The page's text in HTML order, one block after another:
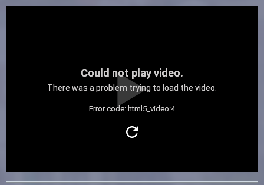
Could not play video.
There was a problem trying to load the video.
Error code: html5_video:4